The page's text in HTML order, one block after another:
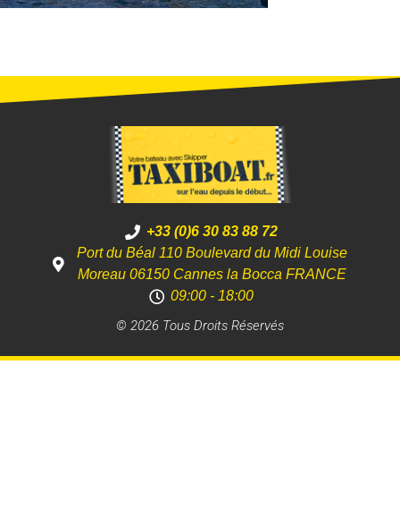
+33 (0)6 30 83 88 72
Port du Béal 110 Boulevard du Midi Louise
Moreau 06150 Cannes la Bocca FRANCE
09:00 - 18:00
© 2026 Tous Droits Réservés